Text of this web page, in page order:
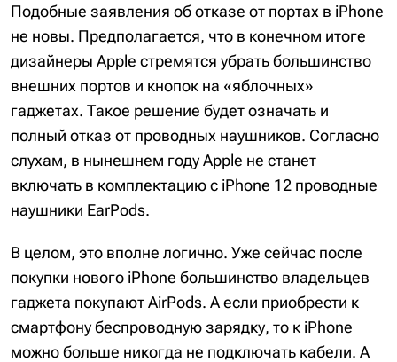
Подобные заявления об отказе от портах в iPhone
не новы. Предполагается, что в конечном итоге
дизайнеры Apple стремятся убрать большинство
внешних портов и кнопок на «яблочных»
гаджетах. Такое решение будет означать и
полный отказ от проводных наушников. Согласно
слухам, в нынешнем году Apple не станет
включать в комплектацию с iPhone 12 проводные
наушники EarPods.
В целом, это вполне логично. Уже сейчас после
покупки нового iPhone большинство владельцев
гаджета покупают AirPods. А если приобрести к
смартфону беспроводную зарядку, то к iPhone
можно больше никогда не подключать кабели. А